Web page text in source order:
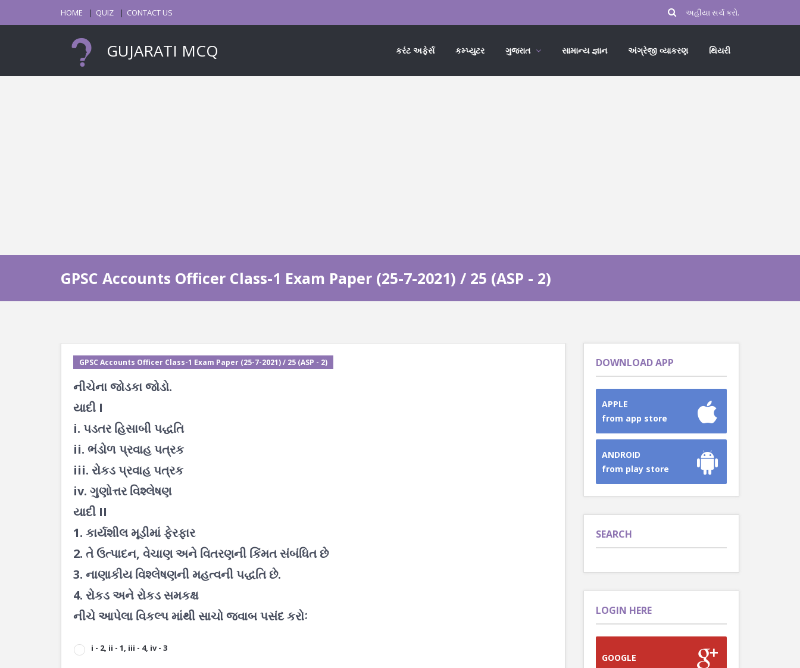
HOME QUIZ CONTACT US
GUJARATI MCQ કરંટ અફેર્સ કમ્પ્યુટર ગુજરાત સામાન્ય જ્ઞાન અંગ્રેજી વ્યાકરણ થિયરી
GPSC Accounts Officer Class-1 Exam Paper (25-7-2021) / 25 (ASP - 2)
GPSC Accounts Officer Class-1 Exam Paper (25-7-2021) / 25 (ASP - 2)
નીચેના જોડકા જોડો.
યાદી I
i. પડતર હિસાબી પદ્ધતિ
ii. ભંડોળ પ્રવાહ પત્રક
iii. રોકડ પ્રવાહ પત્રક
iv. ગુણોત્તર વિશ્લેષણ
યાદી II
1. કાર્યશીલ મૂડીમાં ફેરફાર
2. તે ઉત્પાદન, વેચાણ અને વિતરણની કિંમત સંબંધિત છે
3. નાણાકીય વિશ્લેષણની મહત્વની પદ્ધતિ છે.
4. રોકડ અને રોકડ સમકક્ષ
નીચે આપેલા વિકલ્પ માંથી સાચો જવાબ પસંદ કરોઃ
i - 2, ii - 1, iii - 4, iv - 3
DOWNLOAD APP
APPLE
from app store
ANDROID
from play store
SEARCH
LOGIN HERE
GOOGLE